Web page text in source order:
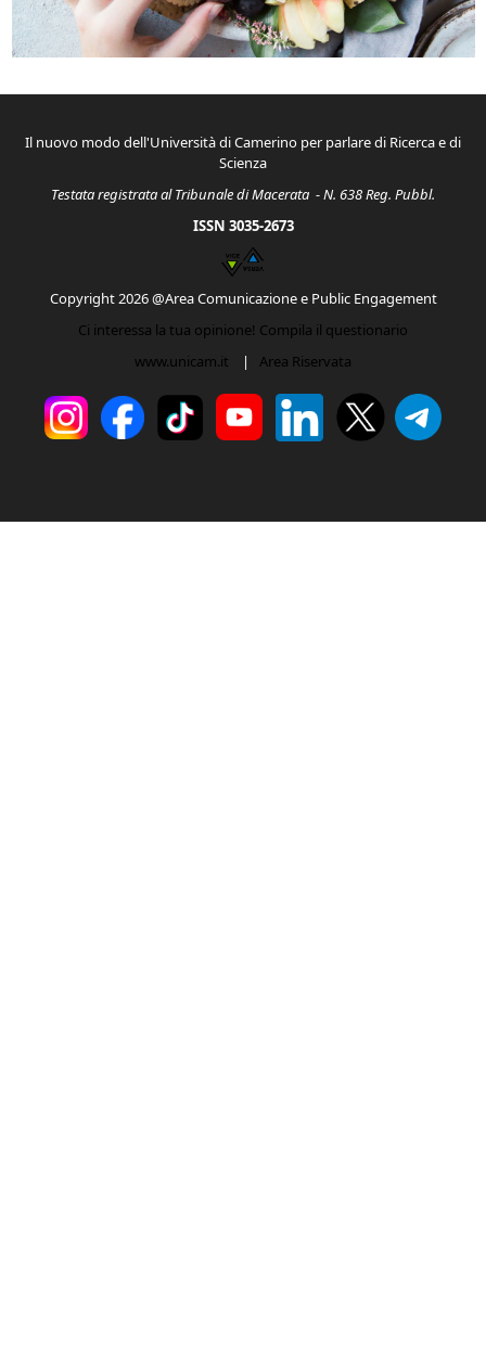
Il nuovo modo dell'Università di Camerino per parlare di Ricerca e di
Scienza
Testata registrata al Tribunale di Macerata - N. 638 Reg. Pubbl.
ISSN 3035-2673
Copyright 2026 @Area Comunicazione e Public Engagement
Ci interessa la tua opinione! Compila il questionario
www.unicam.it | Area Riservata